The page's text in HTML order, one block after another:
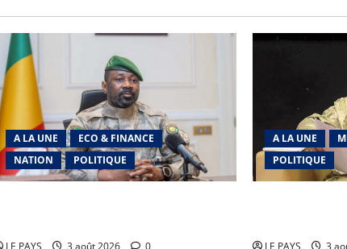
A LA UNE
ECO & FINANCE
NATION
POLITIQUE
A LA UNE
POLITIQUE